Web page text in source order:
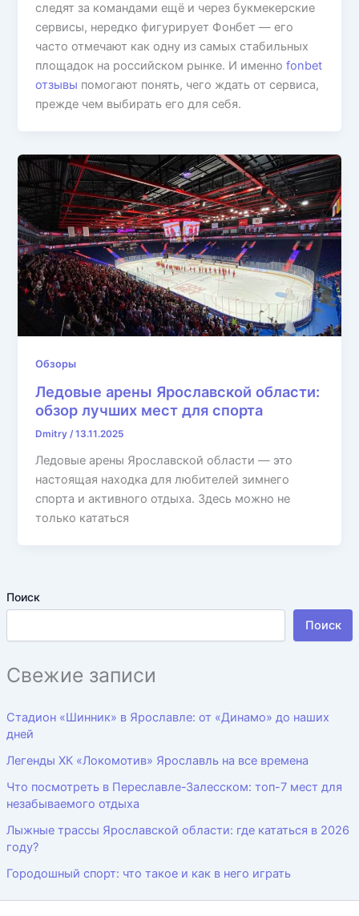
Поиск
Поиск
Свежие записи
Стадион «Шинник» в Ярославле: от «Динамо» до наших
дней
Легенды ХК «Локомотив» Ярославль на все времена
Что посмотреть в Переславле-Залесском: топ-7 мест для
незабываемого отдыха
Лыжные трассы Ярославской области: где кататься в 2026
году?
Городошный спорт: что такое и как в него играть
следят за командами ещё и через букмекерские
сервисы, нередко фигурирует Фонбет — его
часто отмечают как одну из самых стабильных
площадок на российском рынке. И именноfonbet
отзывы помогают понять, чего ждать от сервиса,
прежде чем выбирать его для себя.
Обзоры
Ледовые арены Ярославской области:
обзор лучших мест для спорта
Dmitry/13.11.2025
Ледовые арены Ярославской области — это
настоящая находка для любителей зимнего
спорта и активного отдыха. Здесь можно не
только кататься